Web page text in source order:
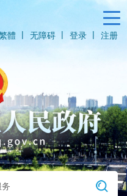
體
| 无障碍 | 登录 | 注册